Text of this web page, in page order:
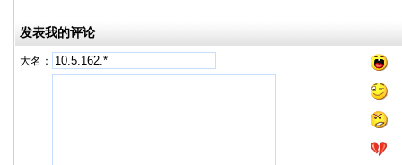
发表我的评论
大名：